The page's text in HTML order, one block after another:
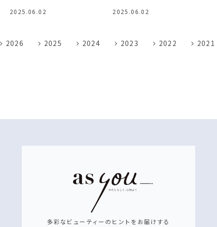
2025.06.02 2025.06.02
2026 2025 2024 2023 2022 2021
多彩なビューティーのヒントをお届けする